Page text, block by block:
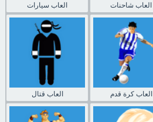
العاب سيارات العاب شاحنات
العاب قتال العاب كرة قدم